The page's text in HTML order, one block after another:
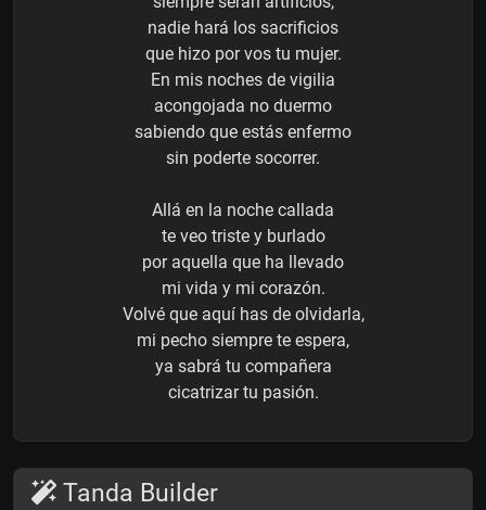
nadie hará los sacrificios
que hizo por vos tu mujer.
En mis noches de vigilia
acongojada no duermo
sabiendo que estás enfermo
sin poderte socorrer.
Allá en la noche callada
te veo triste y burlado
por aquella que ha llevado
mi vida y mi corazón.
Volvé que aquí has de olvidarla,
mi pecho siempre te espera,
ya sabrá tu compañera
cicatrizar tu pasión.
Tanda Builder